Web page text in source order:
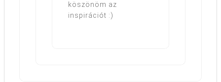
köszönöm az
inspirációt :)